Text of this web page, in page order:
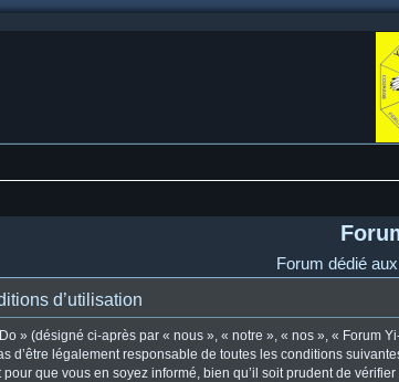
Forum dédié
d’utilisation
» (désigné ci-après par « nous », « notre », « nos », « Forum
d’être légalement responsable de toutes les conditions
que vous en soyez informé, bien qu’il soit prudent de